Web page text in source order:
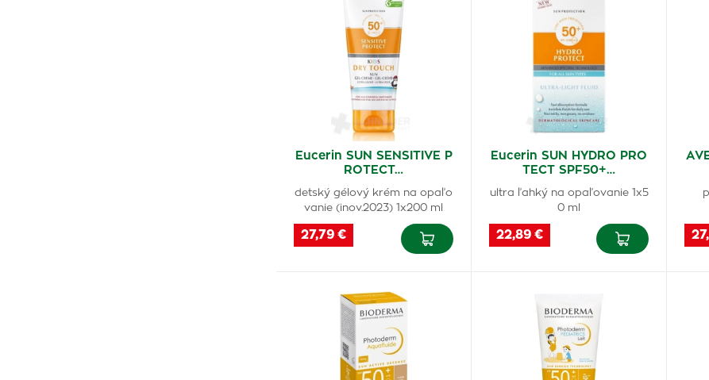
Eucerin SUN SENSITIVE P
ROTECT…
detský gélový krém na opaľo
vanie (inov.2023) 1x200 ml
27,79 €
Eucerin SUN HYDRO PRO
TECT SPF50+…
ultra ľahký na opaľovanie 1x5
0 ml
22,89 €